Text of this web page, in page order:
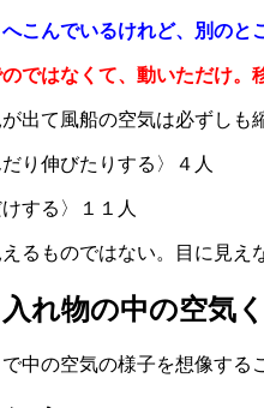
こんでいるけれど、別のと
ではなくて、動いただけ。
出て風船の空気は必ずし
だり伸びたりする〉４人
けする〉１１人
るものではない。目に見え
れ物の中の空気
中の空気の様子を想像する